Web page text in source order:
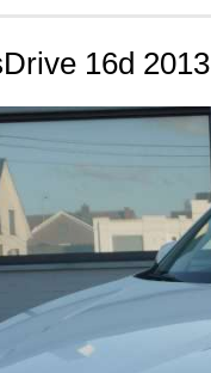
16d 2013